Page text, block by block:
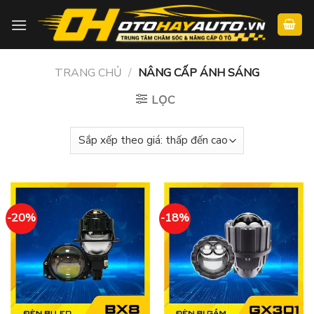
TRANG CHỦ / NÂNG CẤP ÁNH SÁNG
LỌC
-20% -18%